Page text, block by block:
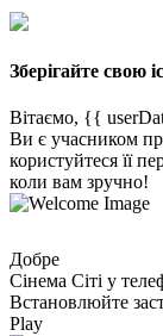
Зберігайте свою
Вітаємо, {{
Ви є учасником
користуйтеся її
коли вам зручно!
Добре
Сінема Сіті у
Встановлюйте
Play